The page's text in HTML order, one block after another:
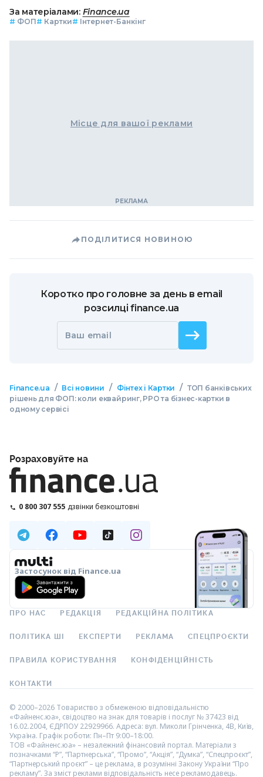
За матеріалами: Finance.ua
# ФОП# Картки# Інтернет-Банкінг
Місце для вашої реклами
ПОДІЛИТИСЯ НОВИНОЮ
Коротко про головне за день в email
розсилці finance.ua
Ваш email
Finance.ua / Всі новини / Фінтех і Картки / ТОП банківських
рішень для ФОП: коли еквайринг, РРО та бізнес-картки в
одному сервісі
Розраховуйте на
0 800 307 555 дзвінки безкоштовні
Застосунок від Finance.ua
ПРО НАС РЕДАКЦІЯ РЕДАКЦІЙНА ПОЛІТИКА
ПОЛІТИКА ШІ ЕКСПЕРТИ РЕКЛАМА СПЕЦПРОЄКТИ
ПРАВИЛА КОРИСТУВАННЯ КОНФІДЕНЦІЙНІСТЬ
КОНТАКТИ
© 2000–2026 Товариство з обмеженою відповідальністю
«Файненс.юа», свідоцтво на знак для товарів і послуг № 37423 від
16.02.2004, ЄДРПОУ 22929966. Адреса: вул. Миколи Грінченка, 4В, Київ,
Україна. Графік роботи: Пн–Пт 9:00–18:00.
ТОВ «Файненс.юа» – незалежний фінансовий портал. Матеріали з
позначками “Р”, “Партнерська”, “Промо”, “Акція”, “Думка”, “Спецпроєкт”,
“Партнерський проєкт” – це реклама, в розумінні Закону України “Про
рекламу”. За зміст реклами відповідальність несе рекламодавець.